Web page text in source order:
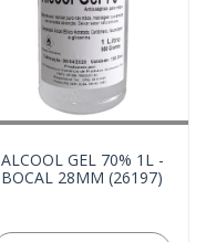
ALCOOL GEL 70% 1L -
BOCAL 28MM (26197)